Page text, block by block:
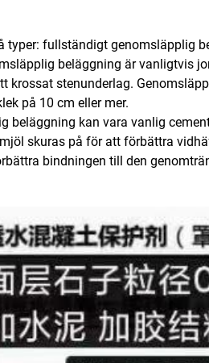
typer: fullständigt genomsläpplig
beläggning är vanligtvis
krossat stenunderlag.
på 10 cm eller mer.
beläggning kan vara vanlig
skuras på för att förbättra
bindningen till den